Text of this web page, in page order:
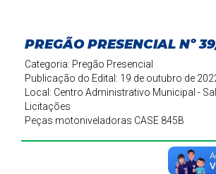
PREGÃO PRESENCIAL Nº
Categoria: Pregão Presencial
Publicação do Edital: 19 de outubro de
Local: Centro Administrativo Municipal -
Licitações
Peças motoniveladoras CASE 845B